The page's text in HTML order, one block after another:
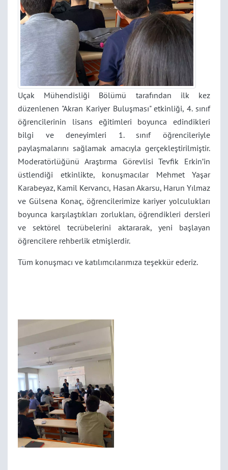
Uçak Mühendisliği Bölümü tarafından ilk kez
düzenlenen "Akran Kariyer Buluşması" etkinliği, 4. sınıf
öğrencilerinin lisans eğitimleri boyunca edindikleri
bilgi ve deneyimleri 1. sınıf öğrencileriyle
paylaşmalarını sağlamak amacıyla gerçekleştirilmiştir.
Moderatörlüğünü Araştırma Görevlisi Tevfik Erkin’in
üstlendiği etkinlikte, konuşmacılar Mehmet Yaşar
Karabeyaz, Kamil Kervancı, Hasan Akarsu, Harun Yılmaz
ve Gülsena Konaç, öğrencilerimize kariyer yolculukları
boyunca karşılaştıkları zorlukları, öğrendikleri dersleri
ve sektörel tecrübelerini aktararak, yeni başlayan
öğrencilere rehberlik etmişlerdir.
Tüm konuşmacı ve katılımcılarımıza teşekkür ederiz.